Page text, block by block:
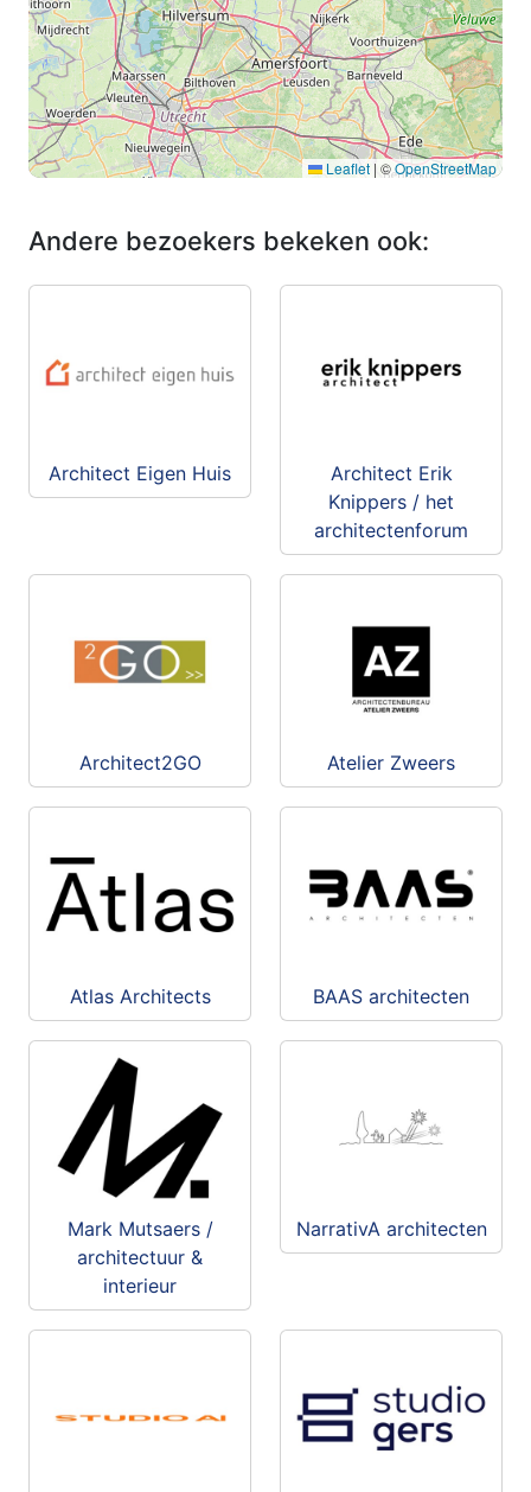
Leaflet | ©OpenStreetMap
Andere bezoekers bekeken ook:
Architect Eigen Huis
Architect Erik
Knippers / het
architectenforum
Architect2GO Atelier Zweers
Atlas Architects BAAS architecten
Mark Mutsaers /
architectuur &
interieur
NarrativA architecten